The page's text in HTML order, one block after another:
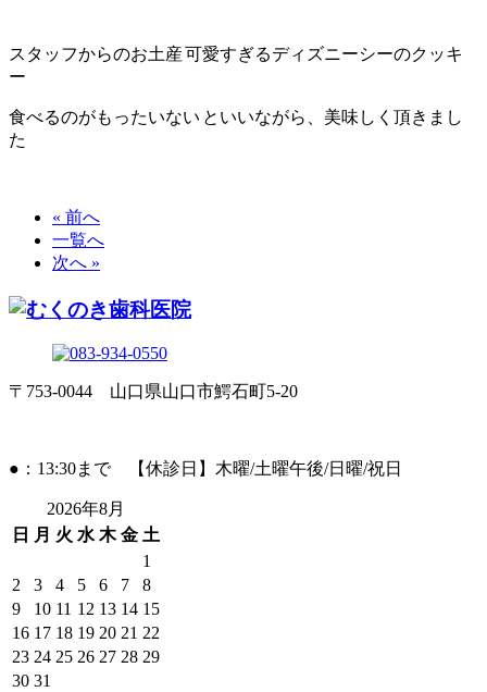
スタッフからのお土産可愛すぎるディズニーシーのクッキ
ー
食べるのがもったいない といいながら、美味しく頂きまし
た
« 前へ
一覧へ
次へ »
〒753-0044 山口県山口市鰐石町5-20
●：13:30まで 【休診日】木曜/土曜午後/日曜/祝日
2026年8月
日
月 火 水 木 金 土
1
2
3 4 5 6 7
8
9
10 11 12 13 14 15
16 17 18 19 20 21 22
23 24 25 26 27 28 29
30 31